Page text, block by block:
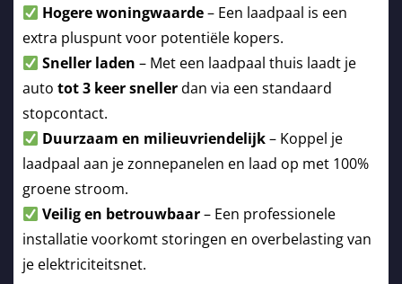
Hogere woningwaarde– Een laadpaal is een
extra pluspunt voor potentiële kopers.
Sneller laden – Met een laadpaal thuis laadt je
auto tot 3 keer snellerdan via een standaard
stopcontact.
Duurzaam en milieuvriendelijk– Koppel je
laadpaal aan je zonnepanelen en laad op met 100%
groene stroom.
Veilig en betrouwbaar– Een professionele
installatie voorkomt storingen en overbelasting van
je elektriciteitsnet.